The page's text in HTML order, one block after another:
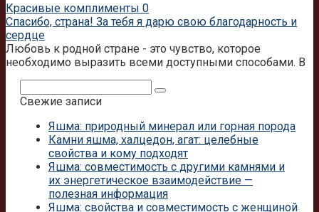
Красивые комплименты 0
Спасибо, страна! За тебя я дарю свою благодарность и
сердце
Любовь к родной стране - это чувство, которое
необходимо выразить всеми доступными способами. В
Свежие записи
Яшма: природный минерал или горная порода
Камни яшма, халцедон, агат: целебные
свойства и кому подходят
Яшма: совместимость с другими камнями и
их энергетическое взаимодействие —
полезная информация
Яшма: свойства и совместимость с женщиной